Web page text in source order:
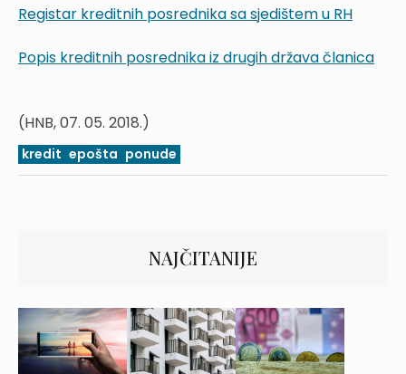
Registar kreditnih posrednika sa sjedištem u RH
Popis kreditnih posrednika iz drugih država članica
(HNB, 07. 05. 2018.)
kredit epošta ponude
NAJČITANIJE